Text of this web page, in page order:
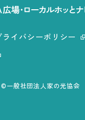
ライバシーポリシー
©一般社団法人家の光協会